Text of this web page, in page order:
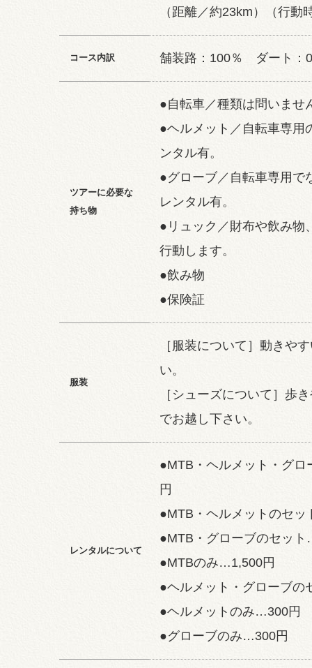
（距離／約23km）（行動
コース内訳 舗装路：100％ ダート：
ツアーに必要な
持ち物
●自転車／種類は問いませ
●ヘルメット／自転車専用
ンタル有。
●グローブ／自転車専用で
レンタル有。
●リュック／財布や飲み物
行動します。
●飲み物
●保険証
服装
［服装について］動きや
い。
［シューズについて］歩
でお越し下さい。
レンタルについて
●MTB・ヘルメット・グ
円
●MTB・ヘルメットのセ
●MTB・グローブのセッ
●MTBのみ…1,500円
●ヘルメット・グローブ
●ヘルメットのみ…300円
●グローブのみ…300円